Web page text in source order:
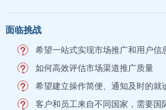
面临挑战
希望一站式实现市场推广和用户信
如何高效评估市场渠道推广质量
希望建立操作简便、通知及时的
客户和员工来自不同国家，需要国